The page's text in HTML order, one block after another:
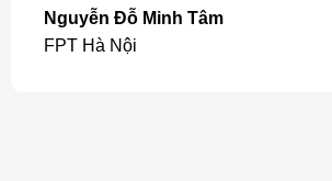
Nguyễn Đỗ Minh Tâm
FPT Hà Nội